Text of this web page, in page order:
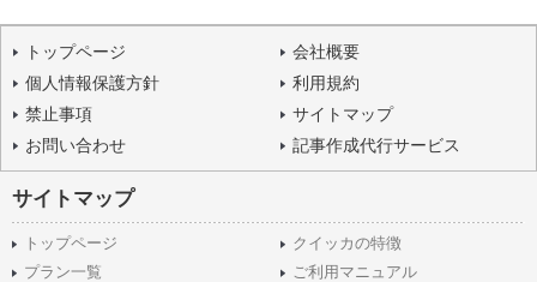
トップページ
会社概要
個人情報保護方針
利用規約
禁止事項
サイトマップ
お問い合わせ
記事作成代行サービス
サイトマップ
トップページ
クイッカの特徴
プラン一覧
ご利用マニュアル